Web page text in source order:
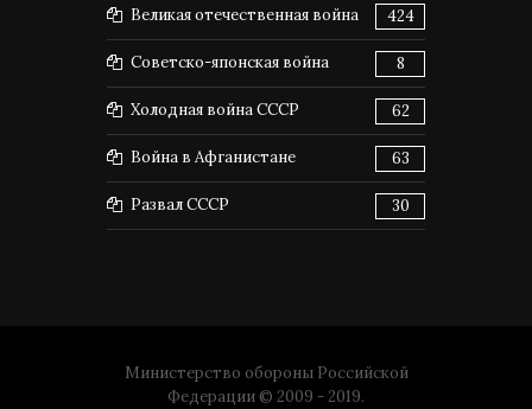
Великая отечественная война 424
Советско-японская война 8
Холодная война СССР 62
Война в Афганистане 63
Развал СССР 30
Министерство обороны Российской
Федерации © 2009 - 2019.